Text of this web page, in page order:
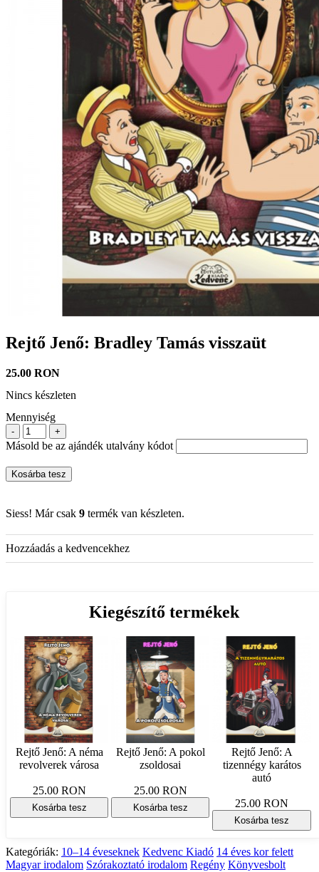
Rejtő Jenő: Bradley Tamás visszaüt
25.00 RON
Nincs készleten
Mennyiség
- +
Másold be az ajándék utalvány kódot
Kosárba tesz
Siess! Már csak 9 termék van készleten.
Hozzáadás a kedvencekhez
Kiegészítő termékek
Rejtő Jenő: A néma
revolverek városa
25.00 RON
Kosárba tesz
Rejtő Jenő: A pokol
zsoldosai
25.00 RON
Kosárba tesz
Rejtő Jenő: A
tizennégy karátos
autó
25.00 RON
Kosárba tesz
Kategóriák: 10–14 éveseknek Kedvenc Kiadó 14 éves kor felett
Magyar irodalom Szórakoztató irodalom Regény Könyvesbolt